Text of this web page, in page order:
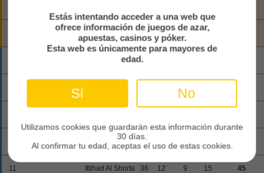
Olympic El
Qanah FC
36 13 11
Gomhoreyet
36
11
Kahrbaa Ismailia 36
11 Ittihad Al Shorta 36 12 9 15 45
Estás intentando acceder a una web que
ofrece información de juegos de azar,
apuestas, casinos y póker.
Esta web es únicamente para mayores de
edad.
Sí No
Utilizamos cookies que guardarán esta información durante
30 días.
Al confirmar tu edad, aceptas el uso de estas cookies.